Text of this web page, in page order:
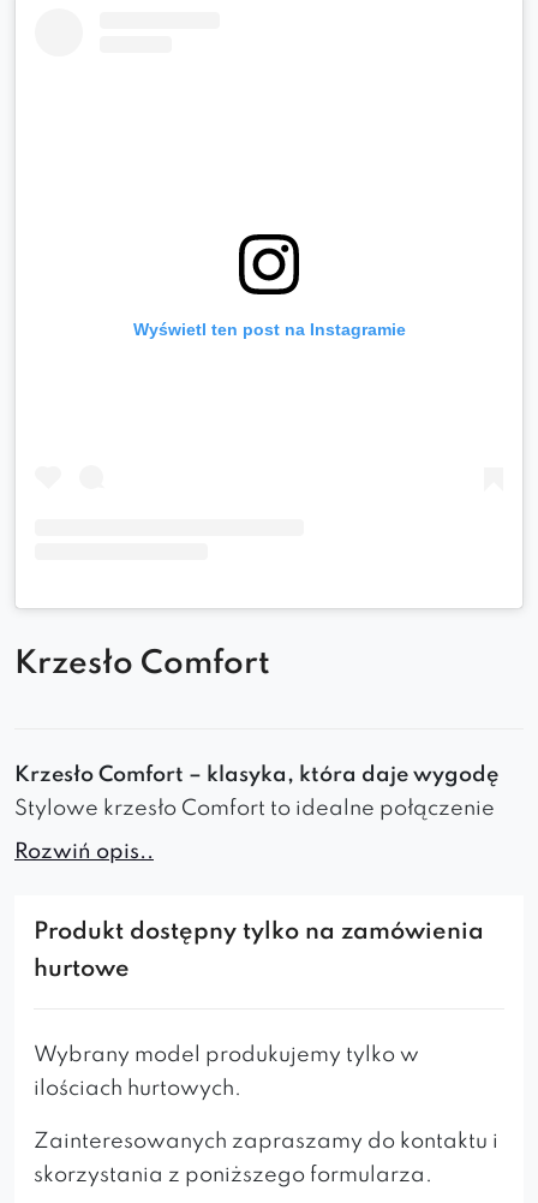
Wyświetl ten post na Instagramie
Krzesło Comfort
Krzesło Comfort – klasyka, która daje wygodę
Stylowe krzesło Comfort to idealne połączenie
prostej formy i przytulnego komfortu.
biura czy pokoju młodzieżowego.
Miękkie siedzisko i wyprofilowane oparcie
zapewniają wygodę każdego dnia
Prosty, elegancki kształt pasuje do wielu
aranżacji
Rozwiń opis..
Produkt dostępny tylko na zamówienia
hurtowe
Wybrany model produkujemy tylko w
ilościach hurtowych.
Zainteresowanych zapraszamy do kontaktu i
skorzystania z poniższego formularza.